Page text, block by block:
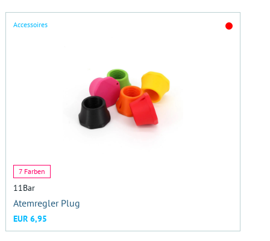
Accessoires
11Bar
Atemregler Plug
EUR 6,95
7 Farben